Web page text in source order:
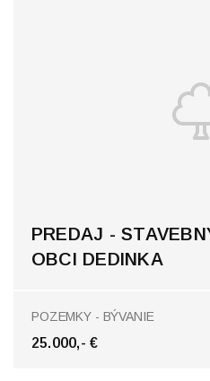
PREDAJ -
OBCI DEDINKA
POZEMKY - BÝVANIE
25.000,- €